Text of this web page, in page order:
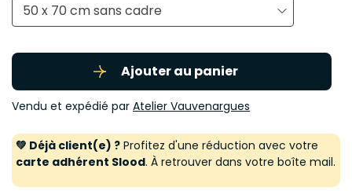
50 x 70 cm sans cadre
Ajouter au panier
Vendu et expédié par Atelier Vauvenargues
💚 Déjà client(e) ? Profitez d'une réduction avec votre
carte adhérent Slood. À retrouver dans votre boîte mail.